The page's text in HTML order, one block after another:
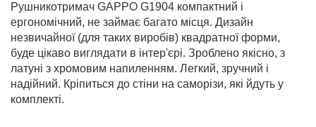
Рушникотримач GAPPO G1904 компактний і
ергономічний, не займає багато місця. Дизайн
незвичайної (для таких виробів) квадратної форми,
буде цікаво виглядати в інтер'єрі. Зроблено якісно, з
латуні з хромовим напиленням. Легкий, зручний і
надійний. Кріпиться до стіни на саморізи, які йдуть у
комплекті.